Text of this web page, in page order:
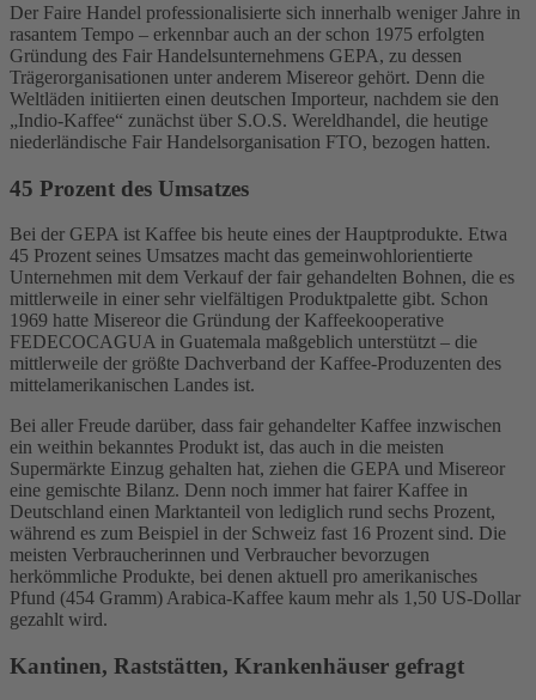
Der Faire Handel professionalisierte sich innerhalb weniger Jahre in
rasantem Tempo – erkennbar auch an der schon 1975 erfolgten
Gründung des Fair Handelsunternehmens GEPA, zu dessen
Trägerorganisationen unter anderem Misereor gehört. Denn die
Weltläden initiierten einen deutschen Importeur, nachdem sie den
„Indio-Kaffee“ zunächst über S.O.S. Wereldhandel, die heutige
niederländische Fair Handelsorganisation FTO, bezogen hatten.
45 Prozent des Umsatzes
Bei der GEPA ist Kaffee bis heute eines der Hauptprodukte. Etwa
45 Prozent seines Umsatzes macht das gemeinwohlorientierte
Unternehmen mit dem Verkauf der fair gehandelten Bohnen, die es
mittlerweile in einer sehr vielfältigen Produktpalette gibt. Schon
1969 hatte Misereor die Gründung der Kaffeekooperative
FEDECOCAGUA in Guatemala maßgeblich unterstützt – die
mittlerweile der größte Dachverband der Kaffee-Produzenten des
mittelamerikanischen Landes ist.
Bei aller Freude darüber, dass fair gehandelter Kaffee inzwischen
ein weithin bekanntes Produkt ist, das auch in die meisten
Supermärkte Einzug gehalten hat, ziehen die GEPA und Misereor
eine gemischte Bilanz. Denn noch immer hat fairer Kaffee in
Deutschland einen Marktanteil von lediglich rund sechs Prozent,
während es zum Beispiel in der Schweiz fast 16 Prozent sind. Die
meisten Verbraucherinnen und Verbraucher bevorzugen
herkömmliche Produkte, bei denen aktuell pro amerikanisches
Pfund (454 Gramm) Arabica-Kaffee kaum mehr als 1,50 US-Dollar
gezahlt wird.
Kantinen, Raststätten, Krankenhäuser gefragt